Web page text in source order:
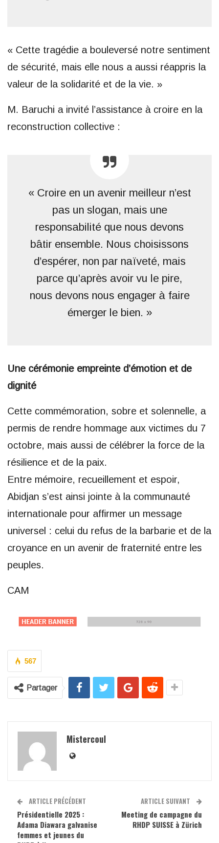
« Cette tragédie a bouleversé notre sentiment
de sécurité, mais elle nous a aussi réappris la
valeur de la solidarité et de la vie. »
M. Baruchi a invité l’assistance à croire en la
reconstruction collective :
« Croire en un avenir meilleur n’est
pas un slogan, mais une
responsabilité que nous devons
bâtir ensemble. Nous choisissons
d’espérer, non par naïveté, mais
parce qu’après avoir vu le pire,
nous devons nous engager à faire
émerger le bien. »
Une cérémonie empreinte d’émotion et de
dignité
Cette commémoration, sobre et solennelle, a
permis de rendre hommage aux victimes du 7
octobre, mais aussi de célébrer la force de la
résilience et de la paix.
Entre mémoire, recueillement et espoir,
Abidjan s’est ainsi jointe à la communauté
internationale pour affirmer un message
universel : celui du refus de la barbarie et de la
croyance en un avenir de fraternité entre les
peuples.
CAM
567
Partager
Mistercoul
ARTICLE PRÉCÉDENT
Présidentielle 2025 :
Adama Diawara galvanise
femmes et jeunes du
ARTICLE SUIVANT
Meeting de campagne du
RHDP SUISSE à Zürich